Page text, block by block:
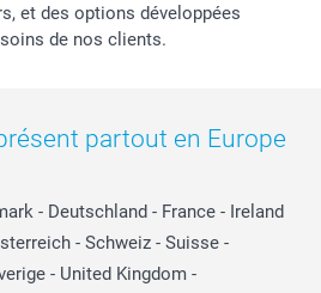
et des options développées
de nos clients.
partout en Europe
- Deutschland - France - Ireland
- Schweiz - Suisse -
- United Kingdom -